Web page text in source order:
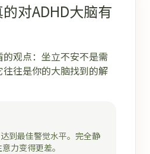
对ADHD大脑有
观点：坐立不安不是需
往是你的大脑找到的解
到最佳警觉水平。完全静
力变得更差。